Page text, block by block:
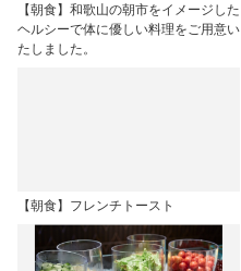
【朝食】和歌山の朝市をイメージした
ヘルシーで体に優しい料理をご用意い
たしました。
【朝食】フレンチトースト